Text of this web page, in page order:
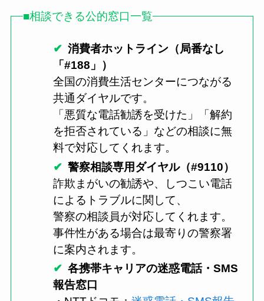
■相談できる公的窓口一覧
消費者ホットライン（局番なし
「#188」）
全国の消費生活センターにつながる
共通ダイヤルです。
「悪質な電話勧誘を受けた」「解約
を拒否されている」などの相談に無
料で対応してくれます。
警察相談専用ダイヤル（#9110）
詐欺まがいの勧誘や、しつこい電話
によるトラブルに関して、
警察の相談員が対応してくれます。
事件性がある場合は最寄りの警察署
に案内されます。
各携帯キャリアの迷惑電話・SMS
報告窓口